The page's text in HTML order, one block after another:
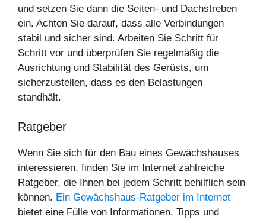
und setzen Sie dann die Seiten- und Dachstreben
ein. Achten Sie darauf, dass alle Verbindungen
stabil und sicher sind. Arbeiten Sie Schritt für
Schritt vor und überprüfen Sie regelmäßig die
Ausrichtung und Stabilität des Gerüsts, um
sicherzustellen, dass es den Belastungen
standhält.
Ratgeber
Wenn Sie sich für den Bau eines Gewächshauses
interessieren, finden Sie im Internet zahlreiche
Ratgeber, die Ihnen bei jedem Schritt behilflich sein
können. Ein Gewächshaus-Ratgeber im Internet
bietet eine Fülle von Informationen, Tipps und